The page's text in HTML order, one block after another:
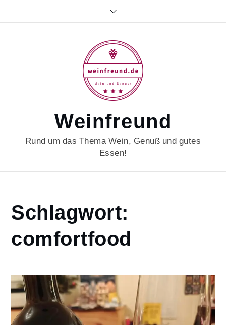
Weinfreund
Rund um das Thema Wein, Genuß und gutes
Essen!
Home
comfortfood
Schlagwort:
comfortfood